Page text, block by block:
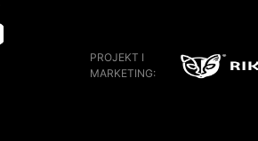
PROJEKT I
MARKETING: